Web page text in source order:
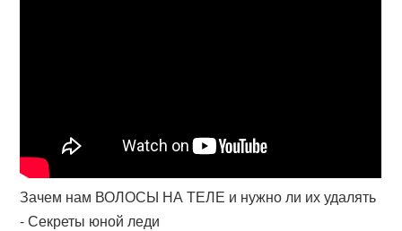
Зачем нам ВОЛОСЫ НА ТЕЛЕ и нужно ли их удалять
- Секреты юной леди